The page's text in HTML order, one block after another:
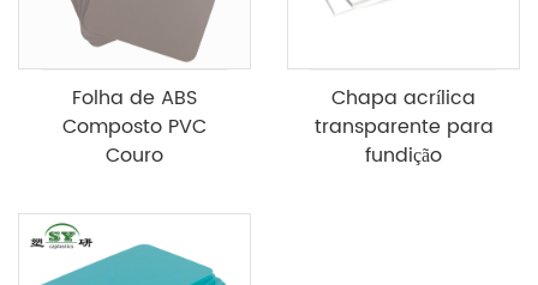
Folha de ABS
Composto PVC
Couro
Chapa acrílica
transparente para
fundição